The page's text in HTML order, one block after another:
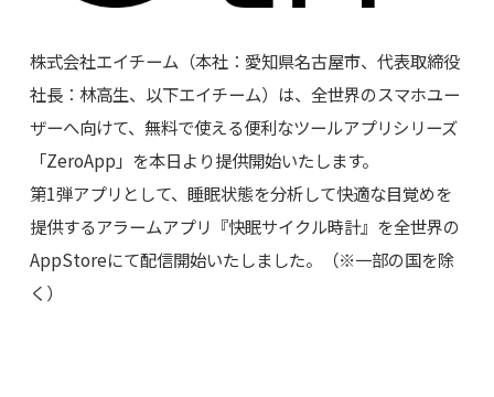
株式会社エイチーム（本社：愛知県名古屋市、代表取締役
社長：林高生、以下エイチーム）は、全世界のスマホユー
ザーへ向けて、無料で使える便利なツールアプリシリーズ
「ZeroApp」を本日より提供開始いたします。
第1弾アプリとして、睡眠状態を分析して快適な目覚めを
提供するアラームアプリ『快眠サイクル時計』を全世界の
AppStoreにて配信開始いたしました。（※一部の国を除
く）